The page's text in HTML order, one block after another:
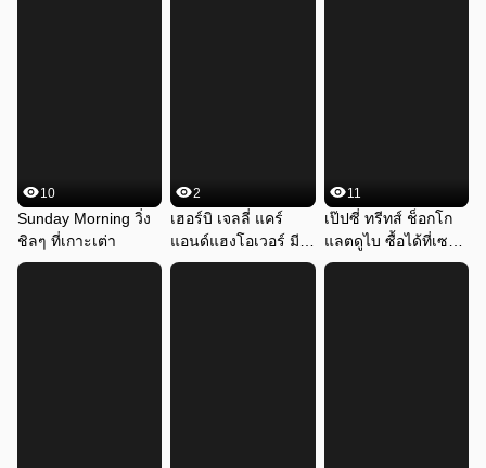
10
Sunday Morning วิ่ง
ชิลๆ ที่เกาะเต่า
2
เฮอร์บิ เจลลี่ แคร์
แอนด์แฮงโอเวอร์ มี
ขายที่เซเว่น
11
เป๊ปซี่ ทรีทส์ ช็อกโก
แลตดูไบ ซื้อได้ที่เซ
เว่น